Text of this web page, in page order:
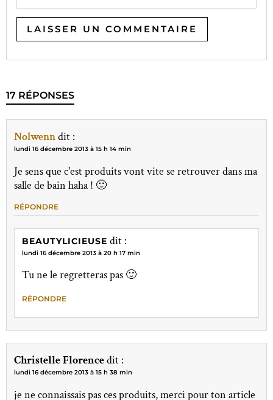
17 RÉPONSES
Nolwenndit :
lundi 16 décembre 2013 à 15 h 14 min
Je sens que c'est produits vont vite se retrouver dans ma
salle de bain haha ! 🙂
RÉPONDRE
BEAUTYLICIEUSE dit :
lundi 16 décembre 2013 à 20 h 17 min
Tu ne le regretteras pas 🙂
RÉPONDRE
Christelle Florencedit :
lundi 16 décembre 2013 à 15 h 38 min
je ne connaissais pas ces produits, merci pour ton article